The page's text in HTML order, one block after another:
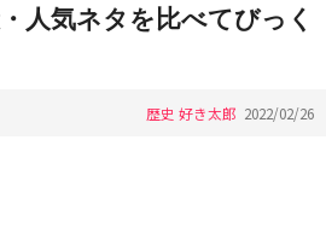
人気ネタを比べてびっく
歴史 好き太郎 2022/02/26